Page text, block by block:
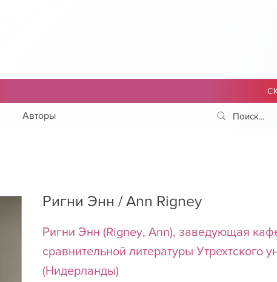
Авторы
Ригни Энн / Ann Rigney
Ригни Энн (Rigney, Ann), заведующая
сравнительной литературы Утрехтского
(Нидерланды)